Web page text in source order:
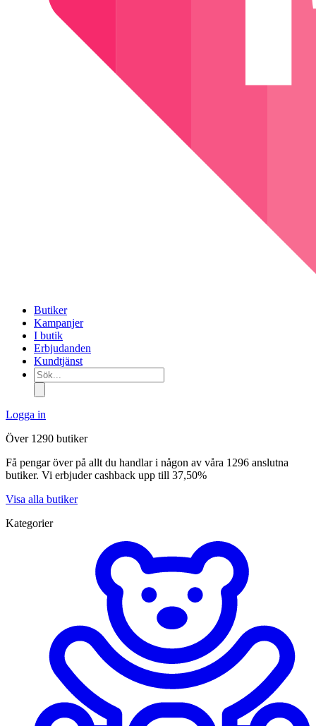
Butiker
Kampanjer
I butik
Erbjudanden
Kundtjänst
Sök...
Logga in
Över 1290 butiker
Få pengar över på allt du handlar i någon av våra 1296 anslutna
butiker. Vi erbjuder cashback upp till 37,50%
Visa alla butiker
Kategorier